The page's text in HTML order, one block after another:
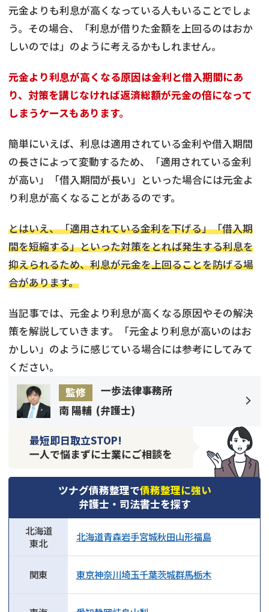
闇金
借金問題
元金よりも利息が高くなっている人もいることでしょ
う。その場合、「利息が借りた金額を上回るのはおか
しいのでは」のように考えるかもしれません。
元金より利息が高くなる原因は金利と借入期間にあ
り、対策を講じなければ返済総額が元金の倍になって
しまうケースもあります。
簡単にいえば、利息は適用されている金利や借入期間
の長さによって変動するため、「適用されている金利
が高い」「借入期間が長い」といった場合には元金よ
り利息が高くなることがあるのです。
とはいえ、「適用されている金利を下げる」「借入期
間を短縮する」といった対策をとれば発生する利息を
抑えられるため、利息が元金を上回ることを防げる場
合があります。
当記事では、元金より利息が高くなる原因やその解決
策を解説していきます。「元金より利息が高いのはお
かしい」のように感じている場合には参考にしてみて
ください。
監修
一歩法律事務所
南 陽輔 (弁護士)
最短即日取立STOP!
一人で悩まずに士業にご相談を
ツナグ債務整理で債務整理に強い
弁護士・司法書士を探す
北海道
東北
北海道青森岩手宮城秋田山形福島
関東 東京神奈川埼玉千葉茨城群馬栃木